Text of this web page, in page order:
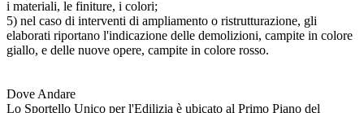
i materiali, le finiture, i colori;
5) nel caso di interventi di ampliamento o ristrutturazione, gli
elaborati riportano l'indicazione delle demolizioni, campite in colore
giallo, e delle nuove opere, campite in colore rosso.
Dove Andare
Lo Sportello Unico per l'Edilizia è ubicato al Primo Piano del